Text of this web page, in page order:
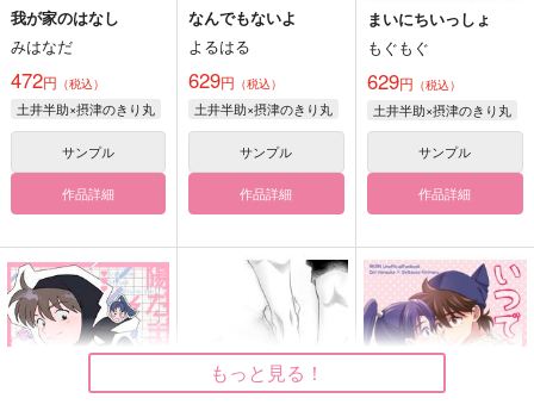
我が家のはなし
みはなだ
472円 （税込）
土井半助×摂津のきり丸
サンプル
作品詳細
なんでもないよ
よるはる
629円 （税込）
土井半助×摂津のきり丸
サンプル
作品詳細
まいにちいっしょ
もぐもぐ
629円 （税込）
土井半助×摂津のきり丸
サンプル
作品詳細
もっと見る！